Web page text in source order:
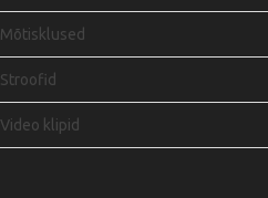
Mõtisklused
Stroofid
Video klipid